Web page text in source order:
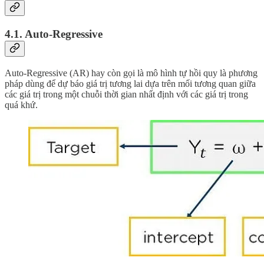
4.1. Auto-Regressive
Auto-Regressive (AR) hay còn gọi là mô hình tự hồi quy là phương
pháp dùng để dự báo giá trị tương lai dựa trên mối tương quan giữa
các giá trị trong một chuỗi thời gian nhất định với các giá trị trong
quá khứ.